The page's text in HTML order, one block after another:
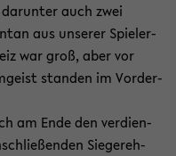
auch zwei
aus un­se­rer Spie­ler­
war groß, aber vor
stan­den im Vor­der­
am Ende den ver­dien­
Sie­ger­eh­